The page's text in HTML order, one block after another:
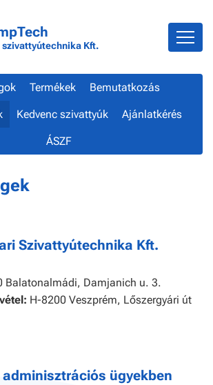
szivattyútechnika Kft.
Termékek Bemutatkozás
Kedvenc szivattyúk Ajánlatkérés
ÁSZF
Szivattyútechnika Kft.
Balatonalmádi, Damjanich u. 3.
H-8200 Veszprém, Lőszergyári út
ügyekben